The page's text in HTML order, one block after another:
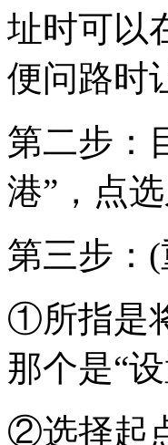
址时可以
便问路时
第二步：
港”，点
第三步：
①所指是
那个是“
②选择起